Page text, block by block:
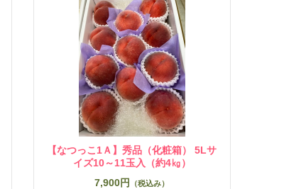
【なつっこ1Ａ】秀品（化粧箱） 5Lサ
イズ10～11玉入（約4㎏）
7,900円
（税込み）